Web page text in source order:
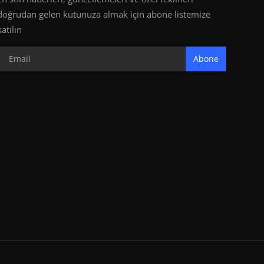
gelen kutunuza almak için abone listemize
Abone